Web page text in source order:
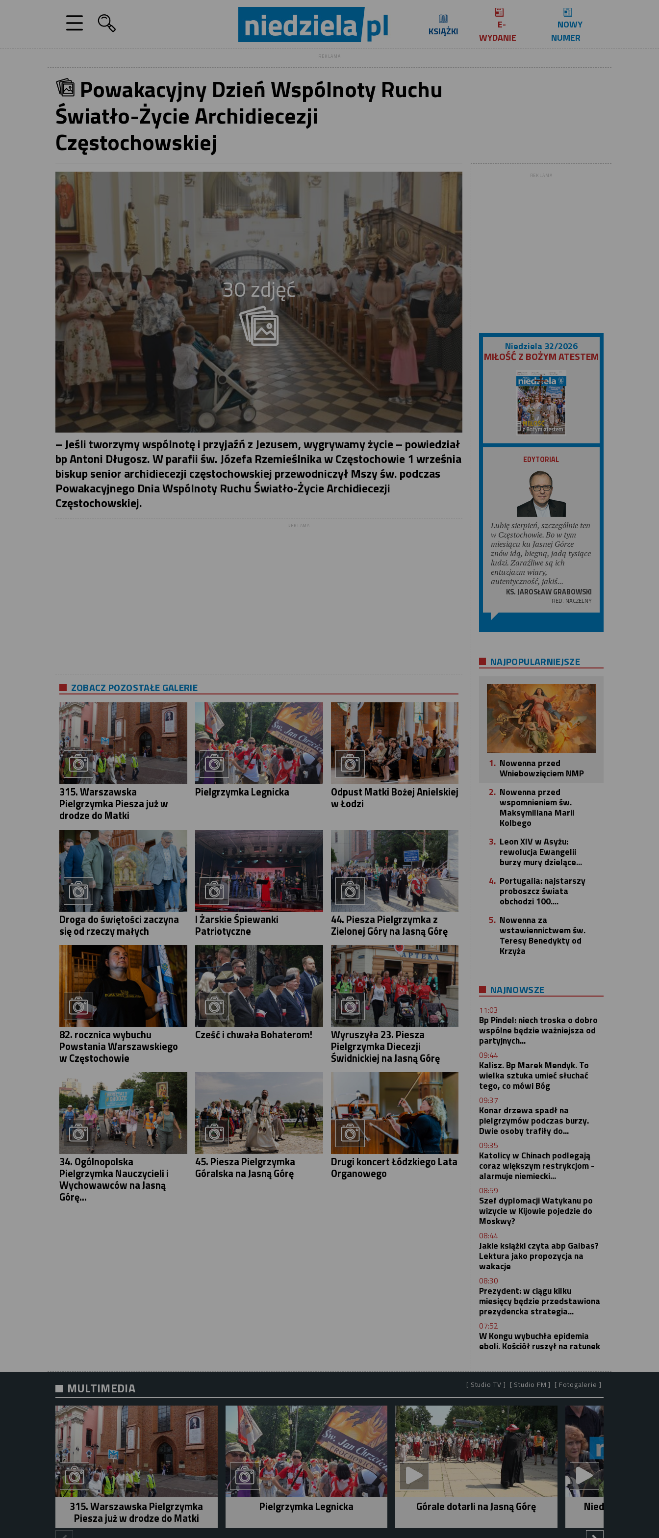
KSIĄŻKI
E-
WYDANIE
NOWY
NUMER
REKLAMA
Powakacyjny Dzień Wspólnoty Ruchu
Światło-Życie Archidiecezji
Częstochowskiej
30 zdjęć
– Jeśli tworzymy wspólnotę i przyjaźń z Jezusem, wygrywamy życie – powiedział
bp Antoni Długosz. W parafii św. Józefa Rzemieślnika w Częstochowie 1 września
biskup senior archidiecezji częstochowskiej przewodniczył Mszy św. podczas
Powakacyjnego Dnia Wspólnoty Ruchu Światło-Życie Archidiecezji
Częstochowskiej.
REKLAMA
ZOBACZ POZOSTAŁE GALERIE
315. Warszawska
Pielgrzymka Piesza już w
drodze do Matki
Pielgrzymka Legnicka Odpust Matki Bożej Anielskiej
w Łodzi
Droga do świętości zaczyna
się od rzeczy małych
I Żarskie Śpiewanki
Patriotyczne
44. Piesza Pielgrzymka z
Zielonej Góry na Jasną Górę
82. rocznica wybuchu
Powstania Warszawskiego
w Częstochowie
Cześć i chwała Bohaterom! Wyruszyła 23. Piesza
Pielgrzymka Diecezji
Świdnickiej na Jasną Górę
34. Ogólnopolska
Pielgrzymka Nauczycieli i
Wychowawców na Jasną
Górę...
45. Piesza Pielgrzymka
Góralska na Jasną Górę
Drugi koncert Łódzkiego Lata
Organowego
REKLAMA
Niedziela 32/2026
MIŁOŚĆ Z BOŻYM ATESTEM
ZOBACZ
EDYTORIAL
Lubię sierpień, szczególnie ten
w Częstochowie. Bo w tym
miesiącu ku Jasnej Górze
znów idą, biegną, jadą tysiące
ludzi. Zaraźliwe są ich
entuzjazm wiary,
autentyczność, jakiś...
KS. JAROSŁAW GRABOWSKI
RED. NACZELNY
NAJPOPULARNIEJSZE
1. Nowenna przed
Wniebowzięciem NMP
2. Nowenna przed
wspomnieniem św.
Maksymiliana Marii
Kolbego
3. Leon XIV w Asyżu:
rewolucja Ewangelii
burzy mury dzielące...
4. Portugalia: najstarszy
proboszcz świata
obchodzi 100....
5. Nowenna za
wstawiennictwem św.
Teresy Benedykty od
Krzyża
NAJNOWSZE
11:03
Bp Pindel: niech troska o dobro
wspólne będzie ważniejsza od
partyjnych...
09:44
Kalisz. Bp Marek Mendyk. To
wielka sztuka umieć słuchać
tego, co mówi Bóg
09:37
Konar drzewa spadł na
pielgrzymów podczas burzy.
Dwie osoby trafiły do...
09:35
Katolicy w Chinach podlegają
coraz większym restrykcjom -
alarmuje niemiecki...
08:59
Szef dyplomacji Watykanu po
wizycie w Kijowie pojedzie do
Moskwy?
08:44
Jakie książki czyta abp Galbas?
Lektura jako propozycja na
wakacje
08:30
Prezydent: w ciągu kilku
miesięcy będzie przedstawiona
prezydencka strategia...
07:52
W Kongu wybuchła epidemia
eboli. Kościół ruszył na ratunek
MULTIMEDIA [ Studio TV ] [ Studio FM ] [ Fotogalerie ]
315. Warszawska Pielgrzymka
Piesza już w drodze do Matki
Pielgrzymka Legnicka Górale dotarli na Jasną Górę Niedziela w